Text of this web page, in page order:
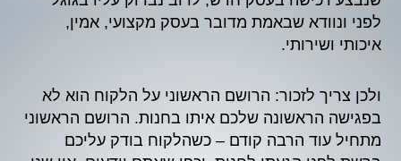
לפני ונוודא שבאמת מדובר בעסק מקצועי, אמין,
איכותי ושירותי.
ולכן צריך לזכור: הרושם הראשוני על הלקוח הוא לא
בפגישה הראשונה שלכם איתו בחנות. הרושם הראשוני
מתחיל עוד הרבה קודם – כשהלקוח בודק עליכם